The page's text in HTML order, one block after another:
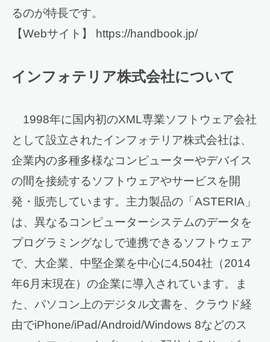
るのが特長です。
【Webサイト】 https://handbook.jp/
インフォテリア株式会社について
1998年に国内初のXML専業ソフトウェア会社
として設立されたインフォテリア株式会社は、
企業内の多種多様なコンピューターやデバイス
の間を接続するソフトウェアやサービスを開
発・販売しています。主力製品の「ASTERIA」
は、異なるコンピューターシステムのデータを
プログラミングなしで連携できるソフトウェア
で、大企業、中堅企業を中心に4,504社（2014
年6月末現在）の企業に導入されています。ま
た、パソコン上のデジタル文書を、クラウド経
由でiPhone/iPad/Android/Windows 8などのス